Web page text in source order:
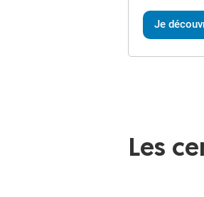
Je
Les